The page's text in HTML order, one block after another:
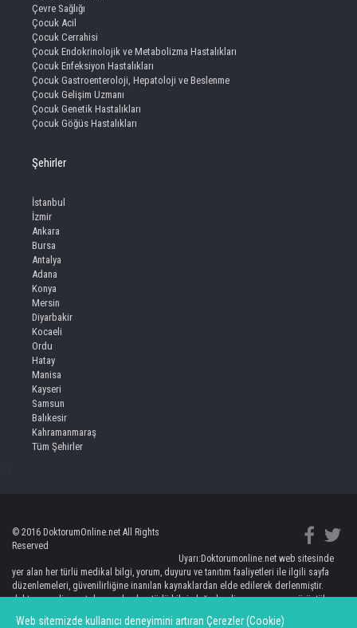
Web sitemizde kullanıcı deneyimini artıran Çerezler (Cookie)
Çevre Sağlığı
Çocuk Acil
Çocuk Cerrahisi
Çocuk Endokrinolojik ve Metabolizma Hastalıkları
Çocuk Enfeksiyon Hastalıkları
Çocuk Gastroenteroloji, Hepatoloji ve Beslenme
Çocuk Gelişim Uzmanı
Çocuk Genetik Hastalıkları
Çocuk Göğüs Hastalıkları
Şehirler
İstanbul
İzmir
Ankara
Bursa
Antalya
Adana
Konya
Mersin
Diyarbakir
Kocaeli
Ordu
Hatay
Manisa
Kayseri
Samsun
Balıkesir
Kahramanmaraş
Tüm Şehirler
© 2016 DoktorumOnline.net All Rights
Reserved
Uyarı:Doktorumonline.net web sitesinde
yer alan her türlü medikal bilgi, yorum, duyuru ve tanıtım faaliyetleri ile ilgili sayfa
düzenlemeleri, güvenilirliğine inanılan kaynaklardan elde edilerek derlenmiştir.
doktorumonline.net de yer alan her türlü bilgi, değerlendirme, yorum ve görüntüler